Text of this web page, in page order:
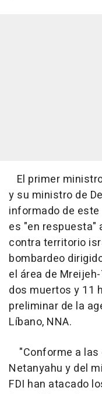
El primer
y su ministro de
informado de
es "en respuesta"
contra territorio
bombardeo
el área de
dos muertos y 11
preliminar de la
Líbano, NNA.
"Conforme a las
Netanyahu y del
FDI han atacado